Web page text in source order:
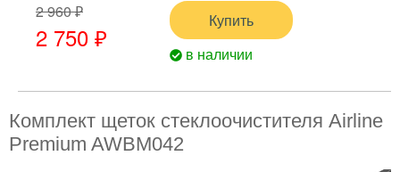
2 960 ₽
2 750 ₽
Купить
в наличии
Комплект щеток стеклоочистителя Airline
Premium AWBM042